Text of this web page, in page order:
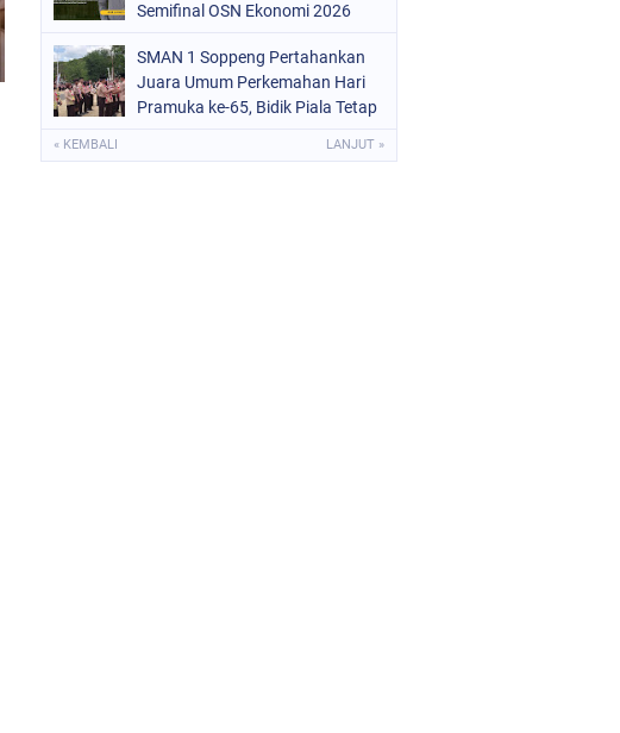
Semifinal OSN Ekonomi 2026
SMAN 1 Soppeng Pertahankan
Juara Umum Perkemahan Hari
Pramuka ke-65, Bidik Piala Tetap
« KEMBALI LANJUT »